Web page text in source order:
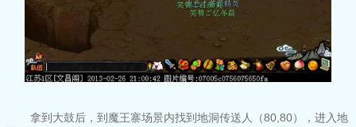
拿到大鼓后，到魔王寨场景内找到地洞传送人（80,80），进入地